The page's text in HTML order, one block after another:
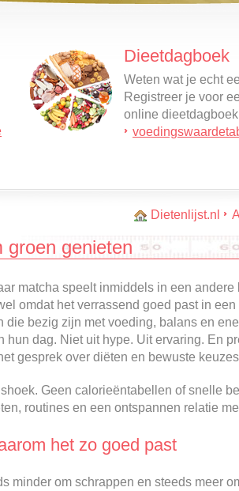
Dieetdagboek
Weten wat je echt
Registreer je voor
online
Dietenlijst.nl
groen genieten
matcha speelt inmiddels in een andere
omdat het verrassend goed past in een
die bezig zijn met voeding, balans en
hun dag. Niet uit hype. Uit ervaring. En
gesprek over diëten en bewuste
Geen calorieëntabellen of snelle
routines en een ontspannen relatie
het zo goed past
minder om schrappen en steeds meer